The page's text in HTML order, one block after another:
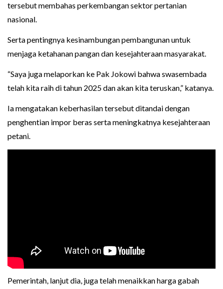
tersebut membahas perkembangan sektor pertanian
nasional.
Serta pentingnya kesinambungan pembangunan untuk
menjaga ketahanan pangan dan kesejahteraan masyarakat.
“Saya juga melaporkan ke Pak Jokowi bahwa swasembada
telah kita raih di tahun 2025 dan akan kita teruskan,” katanya.
Ia mengatakan keberhasilan tersebut ditandai dengan
penghentian impor beras serta meningkatnya kesejahteraan
petani.
Pemerintah, lanjut dia, juga telah menaikkan harga gabah